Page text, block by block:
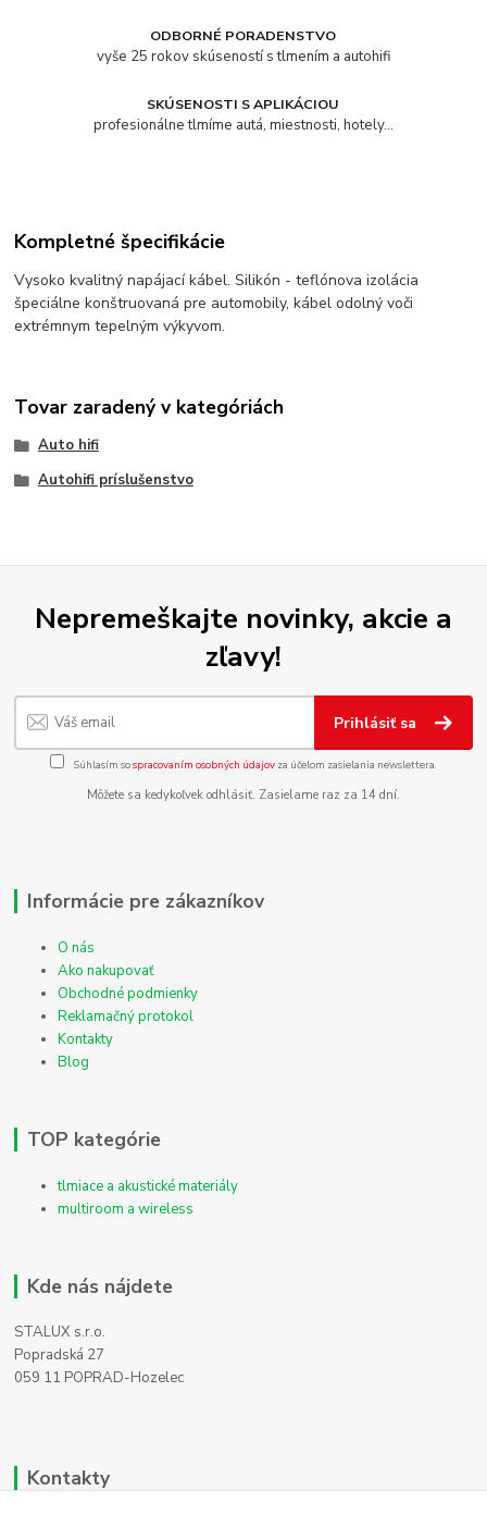
ODBORNÉ PORADENSTVO
vyše 25 rokov skúseností s tlmením a autohifi
SKÚSENOSTI S APLIKÁCIOU
profesionálne tlmíme autá, miestnosti, hotely...
Kompletné špecifikácie
Vysoko kvalitný napájací kábel. Silikón - teflónova izolácia
špeciálne konštruovaná pre automobily, kábel odolný voči
extrémnym tepelným výkyvom.
Tovar zaradený v kategóriách
Auto hifi
Autohifi príslušenstvo
Nepremeškajte novinky, akcie a
zľavy!
Prihlásiť sa
Súhlasím sospracovaním osobných údajov za účelom zasielania newslettera.
Môžete sa kedykoľvek odhlásiť. Zasielame raz za 14 dní.
Informácie pre zákazníkov
O nás
Ako nakupovať
Obchodné podmienky
Reklamačný protokol
Kontakty
Blog
TOP kategórie
tlmiace a akustické materiály
multiroom a wireless
Kde nás nájdete
STALUX s.r.o.
Popradská 27
059 11 POPRAD-Hozelec
Kontakty